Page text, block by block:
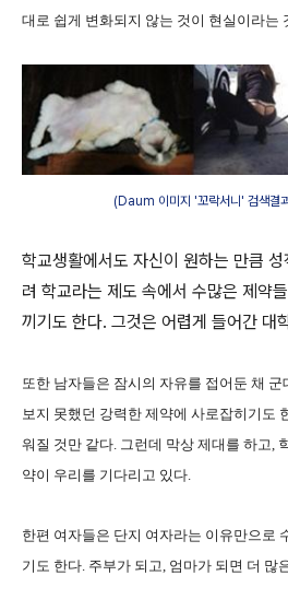
대로 쉽게 변화되지 않는 것이 현실이라는
(Daum 이미지 '꼬락서니' 검색결과
학교생활에서도 자신이 원하는 만큼
려 학교라는 제도 속에서 수많은 제약
끼기도 한다. 그것은 어렵게 들어간 대
또한 남자들은 잠시의 자유를 접어둔 채
보지 못했던 강력한 제약에 사로잡히기도
워질 것만 같다. 그런데 막상 제대를 하고,
약이 우리를 기다리고 있다.
한편 여자들은 단지 여자라는 이유만으로
기도 한다. 주부가 되고, 엄마가 되면 더 많